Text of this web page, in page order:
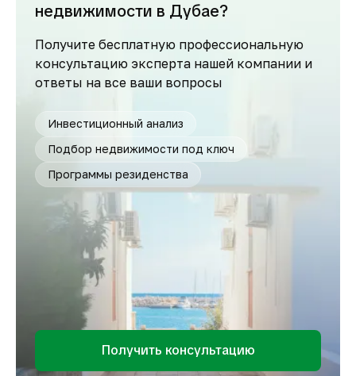
недвижимости в Дубае?
Получите бесплатную профессиональную
консультацию эксперта нашей компании и
ответы на все ваши вопросы
Инвестиционный анализ
Подбор недвижимости под ключ
Программы резиденства
Получить консультацию